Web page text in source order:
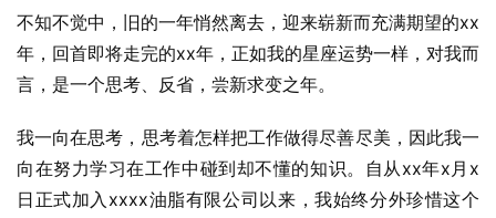
不知不觉中，旧的一年悄然离去，迎来崭新而充满期望的xx
年，回首即将走完的xx年，正如我的星座运势一样，对我而
言，是一个思考、反省，尝新求变之年。
我一向在思考，思考着怎样把工作做得尽善尽美，因此我一
向在努力学习在工作中碰到却不懂的知识。自从xx年x月x
日正式加入xxxx油脂有限公司以来，我始终分外珍惜这个